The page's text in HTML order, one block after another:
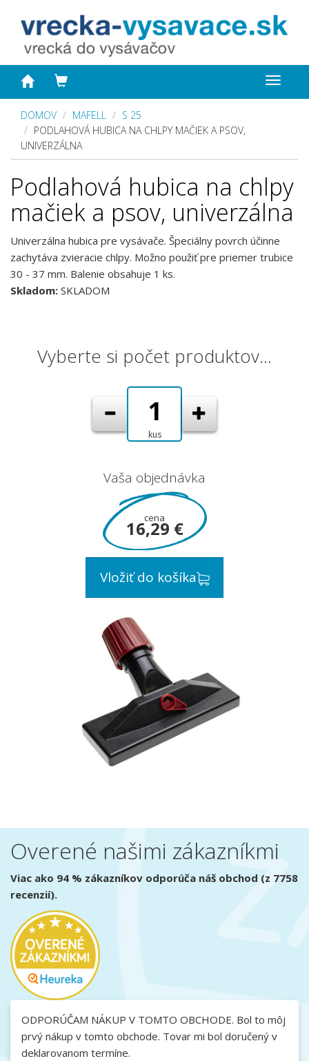
Toggle
DOMOV MAFELL
S 25
PODLAHOVÁ HUBICA NA CHLPY MAČIEK A PSOV,
UNIVERZÁLNA
Podlahová hubica na chlpy
mačiek a psov, univerzálna
Univerzálna hubica pre vysávače. Špeciálny povrch účinne
zachytáva zvieracie chlpy. Možno použiť pre priemer trubice
30 - 37 mm. Balenie obsahuje 1 ks.
Skladom: SKLADOM
Vyberte si počet produktov…
kus
Vaša objednávka
cena
16,29 €
Vložiť do košíka
Overené našimi zákazníkmi
Viac ako 94 % zákazníkov odporúča náš obchod (z 7758
recenzií).
ODPORÚČAM NÁKUP V TOMTO OBCHODE. Bol to môj
prvý nákup v tomto obchode. Tovar mi bol doručený v
deklarovanom termíne.